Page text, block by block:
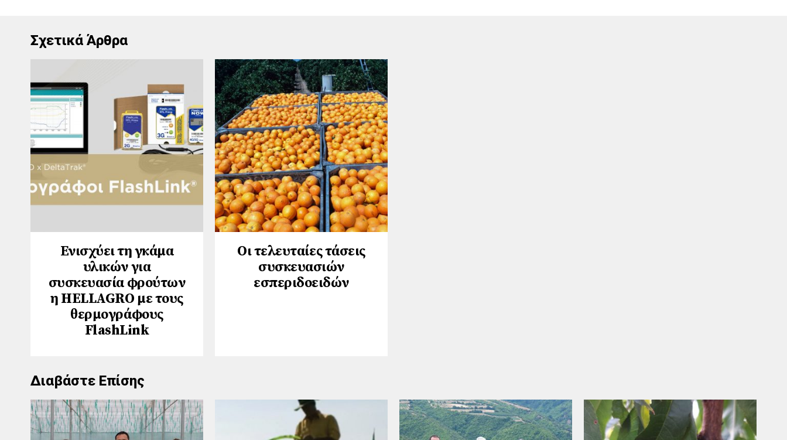
Σχετικά Άρθρα
Ενισχύει τη γκάμα
υλικών για
συσκευασία φρούτων
η HELLAGRO με τους
θερμογράφους
FlashLink
Οι τελευταίες τάσεις
συσκευασιών
εσπεριδοειδών
Διαβάστε Επίσης